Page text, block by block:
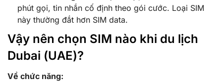
phút gọi, tin nhắn cố định theo gói cước. Loại SIM
này thường đắt hơn SIM data.
Vậy nên chọn SIM nào khi du lịch
Dubai (UAE)?
Về chức năng: